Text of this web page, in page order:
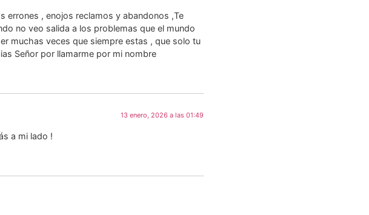
errones , enojos reclamos y abandonos ,Te
no veo salida a los problemas que el mundo
muchas veces que siempre estas , que solo tu
Señor por llamarme por mi nombre
13 enero, 2026 a las 01:49
a mi lado !